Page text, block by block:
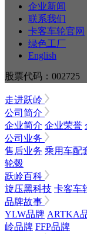
企业新闻
联系我们
卡客车轮官网
绿色工厂
English
股票代码：002725
走进跃岭
公司简介
企业简介 企业荣誉
公司业务
售后业务 乘用车配
轮毂
跃岭百科
旋压黑科技 卡客车
品牌故事
YLW品牌 ARTKA
岭品牌 FFP品牌